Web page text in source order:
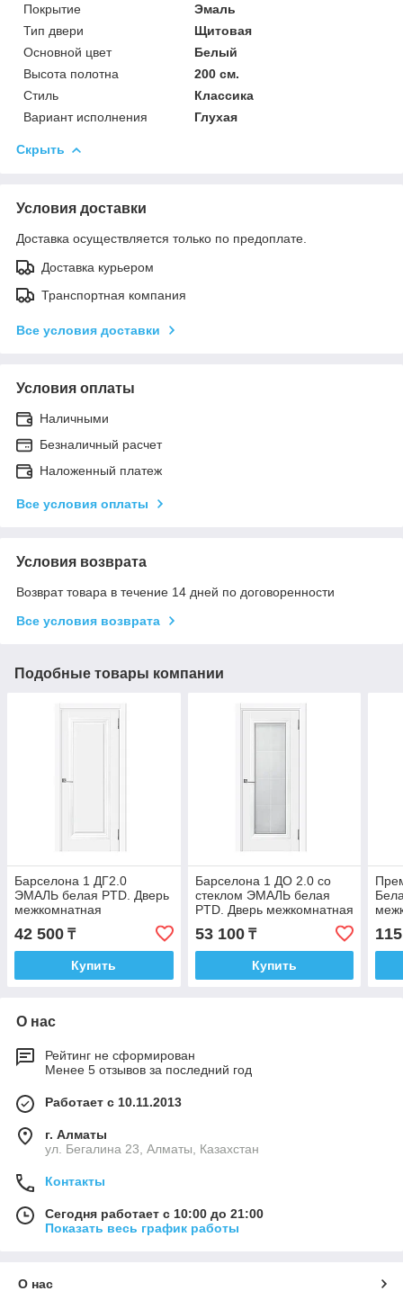
Покрытие
Эмаль
Тип двери
Щитовая
Основной цвет
Белый
Высота полотна
200 см.
Стиль
Классика
Вариант исполнения
Глухая
Скрыть
Условия доставки
Доставка осуществляется только по предоплате.
Доставка курьером
Транспортная компания
Все условия доставки
Условия оплаты
Наличными
Безналичный расчет
Наложенный платеж
Все условия оплаты
Условия возврата
Возврат товара в течение 14 дней по договоренности
Все условия возврата
Подобные товары компании
Барселона 1 ДГ2.0
ЭМАЛЬ белая PTD. Дверь
межкомнатная
42 500 ₸
Купить
Барселона 1 ДО 2.0 со
стеклом ЭМАЛЬ белая
PTD. Дверь межкомнатная
53 100₸
Купить
О нас
Рейтинг не сформирован
Менее 5 отзывов за последний год
Работает с 10.11.2013
г. Алматы
ул. Бегалина 23, Алматы, Казахстан
Контакты
Сегодня работает с 10:00 до 21:00
Показать весь график работы
О нас